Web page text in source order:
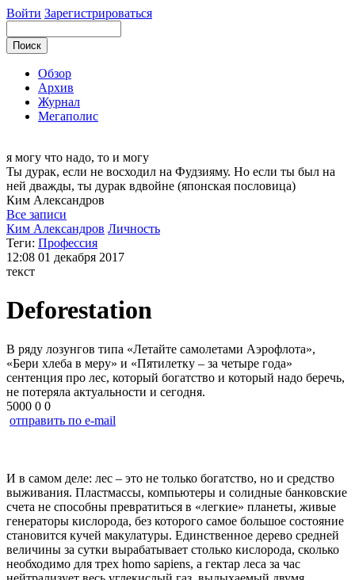
Войти Зарегистрироваться
Обзор
Архив
Журнал
Мегаполис
я могу что надо, то и могу
Ты дурак, если не восходил на Фудзияму. Но если ты был на
ней дважды, ты дурак вдвойне (японская пословица)
Ким Александров
Все записи
Ким Александров Личность
Теги: Профессия
12:08 01 декабря 2017
текст
Deforestation
В ряду лозунгов типа «Летайте самолетами Аэрофлота»,
«Бери хлеба в меру» и «Пятилетку – за четыре года»
сентенция про лес, который богатство и который надо беречь,
не потеряла актуальности и сегодня.
5000 0 0
отправить по e-mail
И в самом деле: лес – это не только богатство, но и средство
выживания. Пластмассы, компьютеры и солидные банковские
счета не способны превратиться в «легкие» планеты, живые
генераторы кислорода, без которого самое большое состояние
становится кучей макулатуры. Единственное дерево средней
величины за сутки вырабатывает столько кислорода, сколько
необходимо для трех homo sapiens, а гектар леса за час